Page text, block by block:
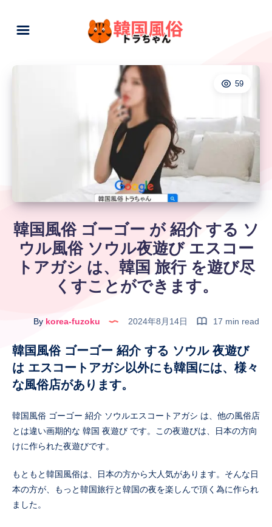
59
韓国風俗 ゴーゴー が 紹介 する ソ
ウル風俗 ソウル夜遊び エスコー
トアガシ は、韓国 旅行 を遊び尽
くすことができます。
By korea-fuzoku 2024年8月14日 17 min read
韓国風俗 ゴーゴー 紹介 する ソウル 夜遊び
は エスコートアガシ以外にも韓国には、様々
な風俗店があります。
韓国風俗 ゴーゴー 紹介 ソウルエスコートアガシ は、他の風俗店
とは違い画期的な 韓国 夜遊び です。この夜遊びは、日本の方向
けに作られた夜遊びです。
もともと韓国風俗は、日本の方から大人気があります。そんな日
本の方が、もっと韓国旅行と韓国の夜を楽しんで頂く為に作られ
ました。